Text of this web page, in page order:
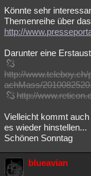
Könnte sehr
Themenreihe über
http://
Darunter eine
http://
achMass/
http://
Vielleicht kommt
es wieder hinstellen...
Schönen Sonntag
blueavian